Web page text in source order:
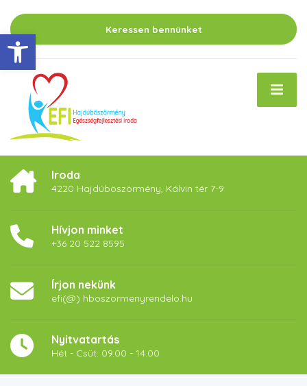
Eszköztár megnyitása
Keressen bennünket
Iroda
4220 Hajdúböszörmény, Kálvin tér 7-9
Hívjon minket
+36 20 522 8595
Írjon nekünk
efi(@) hboszormenyrendelo.hu
Nyitvatartás
Hét - Csüt: 09.00 - 14.00